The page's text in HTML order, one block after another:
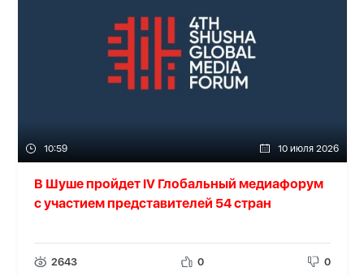
10:59 10 июля 2026
В Шуше пройдет IV Глобальный медиафорум
с участием представителей 54 стран
2643 0 0